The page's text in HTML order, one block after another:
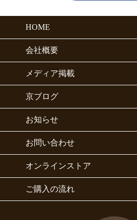
HOME
会社概要
メディア掲載
京ブログ
お知らせ
お問い合わせ
オンラインストア
ご購入の流れ